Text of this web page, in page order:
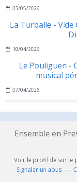
05/05/2026
La Turballe -
10/04/2026
Le Pouliguen -
musical
07/04/2026
Ensemble en
Voir le profil de sur le
Signaler un abus